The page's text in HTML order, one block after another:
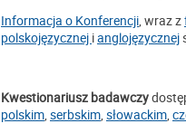
Informacja o Konferencji, wraz z
polskojęzycznej ianglojęzycznej
Kwestionariusz badawczy
polskim, serbskim, słowackim,